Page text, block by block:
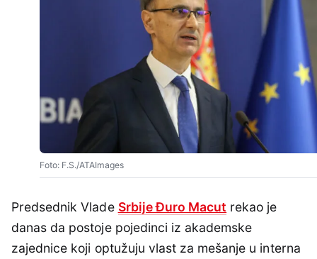
Foto: F.S./ATAImages
Predsednik Vlade Srbije Đuro Macut rekao je
danas da postoje pojedinci iz akademske
zajednice koji optužuju vlast za mešanje u interna